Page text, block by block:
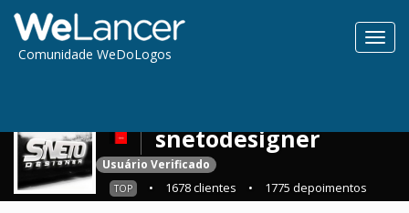
Comunidade WeDoLogos
snetodesigner
Usuário Verificado
TOP • 1678 clientes • 1775 depoimentos